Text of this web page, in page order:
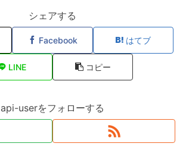
シェアする
Facebook はてブ
LINE コピー
api-userをフォローする